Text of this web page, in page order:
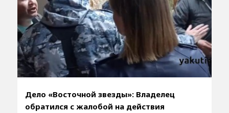
Дело «Восточной звезды»: Владелец
обратился с жалобой на действия